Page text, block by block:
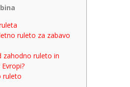
ruleto za zabavo
zahodno ruleto in
ruleto